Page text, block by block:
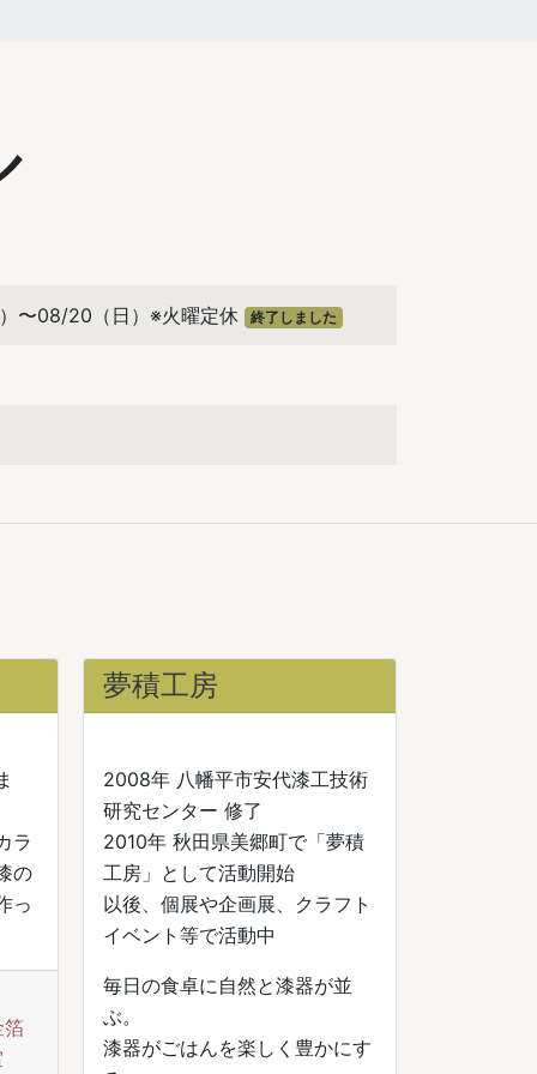
〜08/20（日）※火曜定休 終了しました
ラ
の
っ
夢積工房
2008年 八幡平市安代漆工技術
研究センター 修了
2010年 秋田県美郷町で「夢積
工房」として活動開始
以後、個展や企画展、クラフト
イベント等で活動中
毎日の食卓に自然と漆器が並
ぶ。
漆器がごはんを楽しく豊かにす